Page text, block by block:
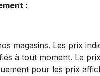
:
magasins. Les prix
à tout moment. Le
pour les prix